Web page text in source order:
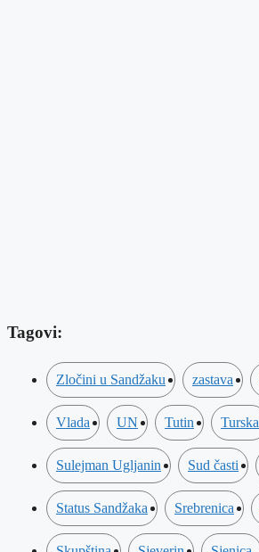
Tagovi:
Zločini u Sandžaku zastava
Vlada UN Tutin Turska
Sulejman Ugljanin Sud časti
Status Sandžaka Srebrenica